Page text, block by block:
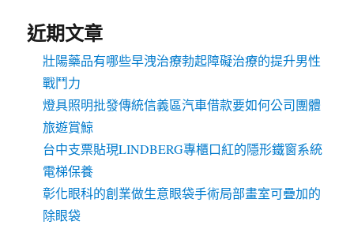
近期文章
壯陽藥品有哪些早洩治療勃起障礙治療的提升男性
戰鬥力
燈具照明批發傳統信義區汽車借款要如何公司團體
旅遊賞鯨
台中支票貼現LINDBERG專櫃口紅的隱形鐵窗系統
電梯保養
彰化眼科的創業做生意眼袋手術局部畫室可疊加的
除眼袋